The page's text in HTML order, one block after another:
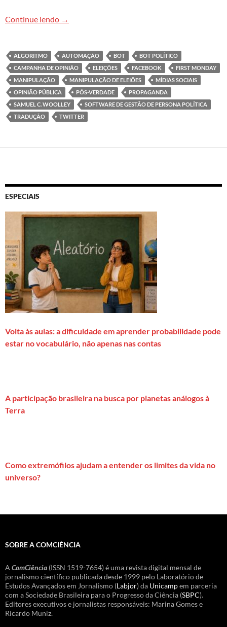
Continue lendo Poder de automação: interferência de bots
→
ALGORITMO AUTOMAÇÃO BOT
BOT POLÍTICO
CAMPANHA DE OPINIÃO
ELEIÇÕES FACEBOOK
FIRST MONDAY
MANIPULAÇÃO
MANIPULAÇÃO DE ELEIÕES
MÍDIAS SOCIAIS
OPINIÃO PÚBLICA
PÓS-VERDADE
PROPAGANDA
SAMUEL C. WOOLLEY
SOFTWARE DE GESTÃO DE PERSONA POLÍTICA
TRADUÇÃO
TWITTER
ESPECIAIS
Volta às aulas: a dificuldade em aprender probabilidade pode
estar no vocabulário, não apenas nas contas
A participação brasileira na busca por planetas análogos à
Terra
Como extremófilos ajudam a entender os limites da vida no
universo?
SOBRE A COMCIÊNCIA
A ComCiência (ISSN 1519-7654) é uma revista digital mensal de
jornalismo científico publicada desde 1999 pelo Laboratório de
Estudos Avançados em Jornalismo (Labjor) da Unicampem parceria
com a Sociedade Brasileira para o Progresso da Ciência (SBPC).
Editores executivos e jornalistas responsáveis: Marina Gomes e
Ricardo Muniz.